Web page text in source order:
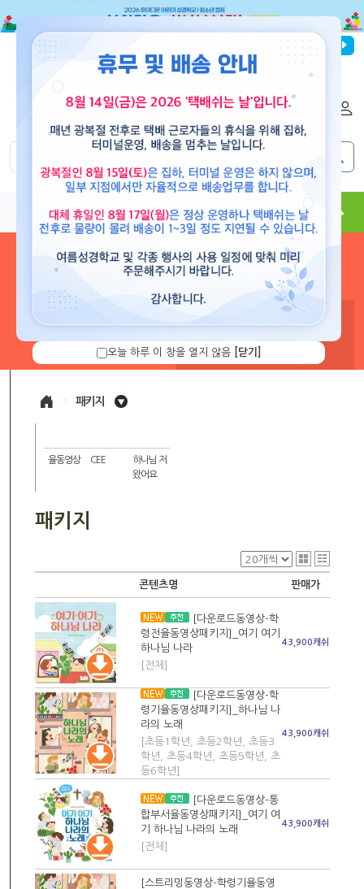
파이디온선교회
도서 뮤직 용품 현수막 콘텐츠
로그인 하시면 보유 캐쉬 확
니다.
패키지
율동영상 CEE
하나님 저
왔어요
패키지
콘텐츠명 판매가
[다운로드동영상-학
령전율동영상패키지]_여기 여기
하나님 나라
[전체]
43,900캐쉬
[다운로드동영상-학
령기율동영상패키지]_하나님 나
라의 노래
[초등1학년, 초등2학년, 초등3
학년, 초등4학년, 초등5학년, 초
등6학년]
43,900캐쉬
[다운로드동영상-통
합부서율동영상패키지]_여기 여
기 하나님 나라의 노래
[전체]
43,900캐쉬
[스트리밍동영상-학령기율동영
오늘 하루 이 창을 열지 않음 [닫기]